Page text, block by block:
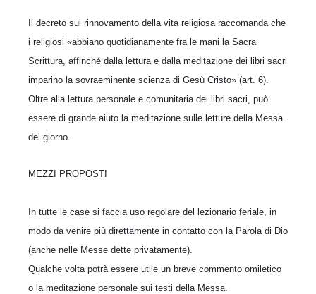
Il decreto sul rinnovamento della vita religiosa raccomanda che
i religiosi «abbiano quotidianamente fra le mani la Sacra
Scrittura, affinché dalla lettura e dalla meditazione dei libri sacri
imparino la sovraeminente scienza di Gesù Cristo» (art. 6).
Oltre alla lettura personale e comunitaria dei libri sacri, può
essere di grande aiuto la meditazione sulle letture della Messa
del giorno.
MEZZI PROPOSTI
In tutte le case si faccia uso regolare del lezionario feriale, in
modo da venire più direttamente in contatto con la Parola di Dio
(anche nelle Messe dette privatamente).
Qualche volta potrà essere utile un breve commento omiletico
o la meditazione personale sui testi della Messa.